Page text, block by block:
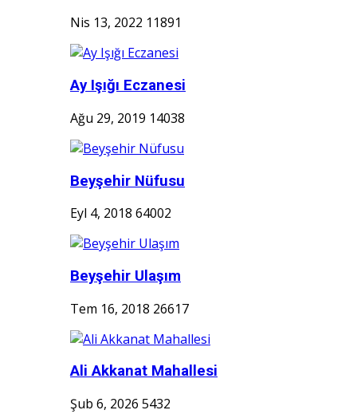
Nis 13, 2022 11891
Ay Işığı Eczanesi
Ağu 29, 2019 14038
Beyşehir Nüfusu
Eyl 4, 2018 64002
Beyşehir Ulaşım
Tem 16, 2018 26617
Ali Akkanat Mahallesi
Şub 6, 2026 5432